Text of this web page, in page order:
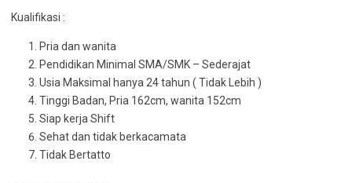
Kualifikasi :
Pria dan wanita
Pendidikan Minimal SMA/SMK – Sederajat
Usia Maksimal hanya 24 tahun ( Tidak Lebih )
Tinggi Badan, Pria 162cm, wanita 152cm
Siap kerja Shift
Sehat dan tidak berkacamata
Tidak Bertatto